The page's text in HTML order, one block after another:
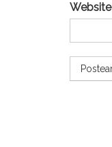
Website